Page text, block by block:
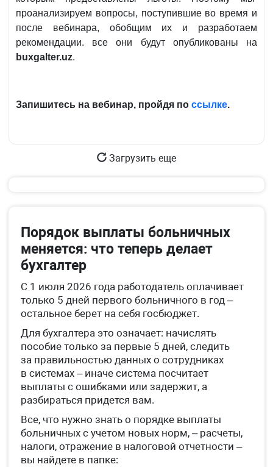
проанализируем вопросы, поступившие во время и
после вебинара, обобщим их и разработаем
рекомендации. все они будут опубликованы на
buxgalter.uz.
Запишитесь на вебинар, пройдя по ссылке.
Загрузить еще
Порядок выплаты больничных
меняется: что теперь делает
бухгалтер
С 1 июля 2026 года работодатель оплачивает
только 5 дней первого больничного в год –
остальное берет на себя госбюджет.
Для бухгалтера это означает: начислять
пособие только за первые 5 дней, следить
за правильностью данных о сотрудниках
в системах – иначе система посчитает
выплаты с ошибками или задержит, а
разбираться придется вам.
Все, что нужно знать о порядке выплаты
больничных с учетом новых норм, – расчеты,
налоги, отражение в налоговой отчетности –
вы найдете в папке: